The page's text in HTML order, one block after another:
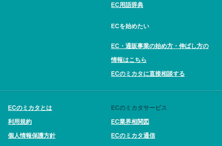
EC用語辞典
ECを始めたい
EC・通販事業の始め方・伸ばし方の
情報はこちら
ECのミカタに直接相談する
ECのミカタとは
利用規約
個人情報保護方針
ECのミカタサービス
EC業界相関図
ECのミカタ通信